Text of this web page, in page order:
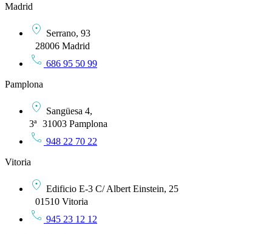
Madrid
Serrano, 93
28006 Madrid
686 95 50 99
Pamplona
Sangüesa 4,
3ª 31003 Pamplona
948 22 70 22
Vitoria
Edificio E-3 C/ Albert Einstein, 25
01510 Vitoria
945 23 12 12